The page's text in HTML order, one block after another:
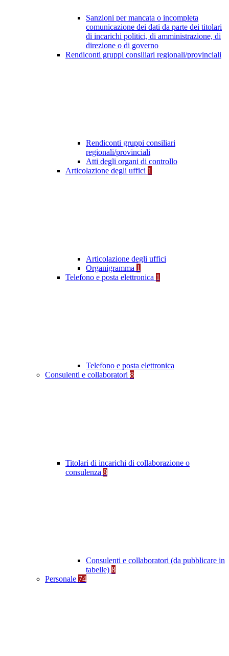
Sanzioni per mancata o incompleta
comunicazione dei dati da parte dei titolari
di incarichi politici, di amministrazione, di
direzione o di governo
Rendiconti gruppi consiliari regionali/provinciali
Rendiconti gruppi consiliari
regionali/provinciali
Atti degli organi di controllo
Articolazione degli uffici 1
Articolazione degli uffici
Organigramma 1
Telefono e posta elettronica 1
Telefono e posta elettronica
Consulenti e collaboratori 8
Titolari di incarichi di collaborazione o
consulenza 8
Consulenti e collaboratori (da pubblicare in
tabelle) 8
Personale 74